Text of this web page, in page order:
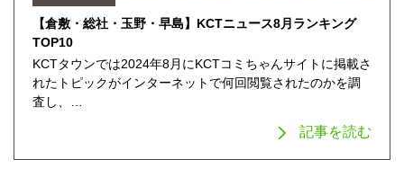
【倉敷・総社・玉野・早島】KCTニュース8月ランキング
TOP10
KCTタウンでは2024年8月にKCTコミちゃんサイトに掲載さ
れたトピックがインターネットで何回閲覧されたのかを調
査し、…
記事を読む